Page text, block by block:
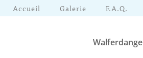
Accueil Galerie F.A.Q.
Walferdange